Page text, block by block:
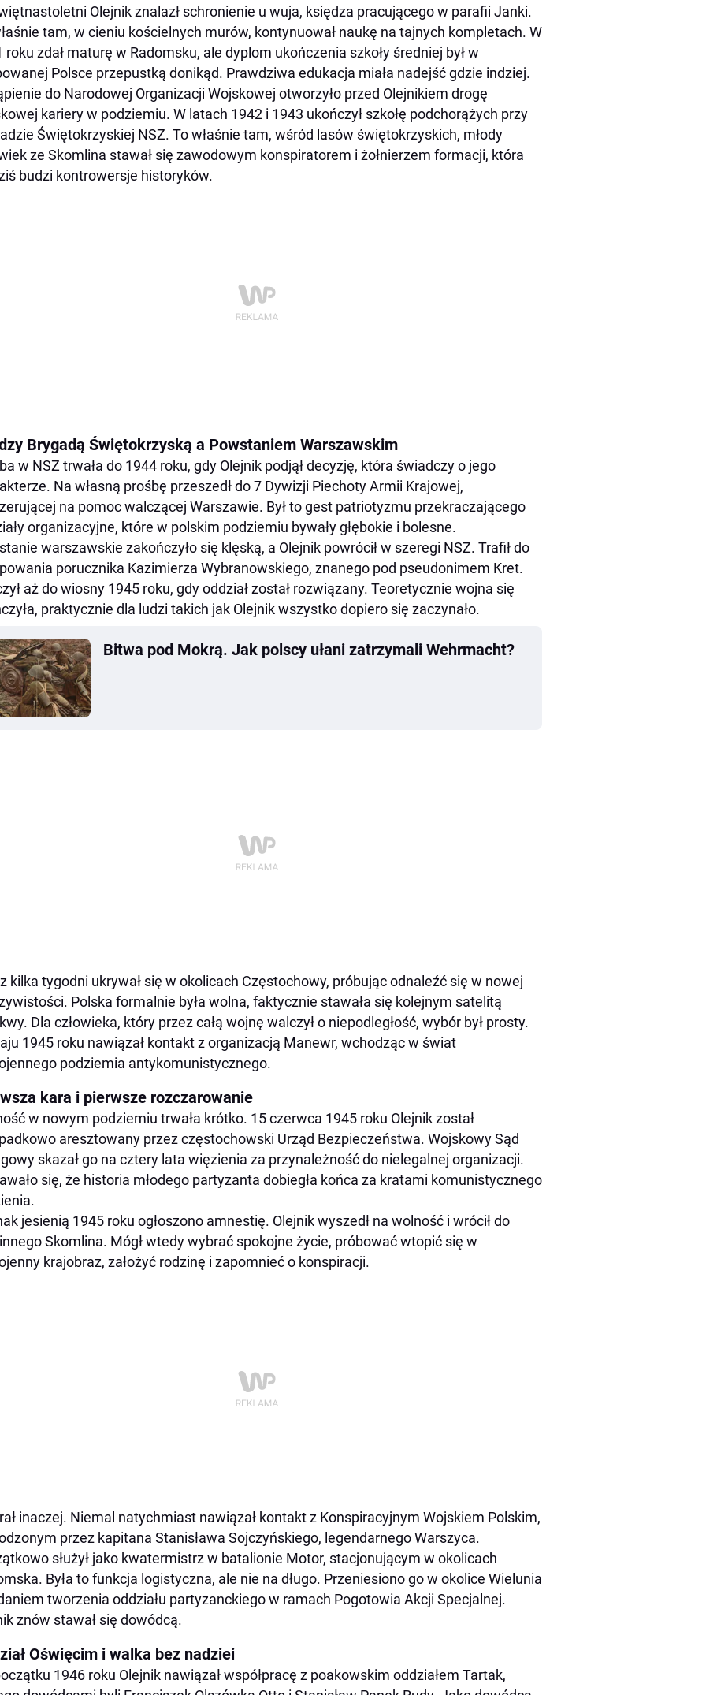
Olejnik znalazł schronienie u wuja, księdza pracującego w parafii Janki.
tam, w cieniu kościelnych murów, kontynuował naukę na tajnych kompletach. W
roku zdał maturę w Radomsku, ale dyplom ukończenia szkoły średniej był w
Polsce przepustką donikąd. Prawdziwa edukacja miała nadejść gdzie indziej.
do Narodowej Organizacji Wojskowej otworzyło przed Olejnikiem drogę
kariery w podziemiu. W latach 1942 i 1943 ukończył szkołę podchorążych przy
Świętokrzyskiej NSZ. To właśnie tam, wśród lasów świętokrzyskich, młody
ze Skomlina stawał się zawodowym konspiratorem i żołnierzem formacji, która
budzi kontrowersje historyków.
Brygadą Świętokrzyską a Powstaniem Warszawskim
w NSZ trwała do 1944 roku, gdy Olejnik podjął decyzję, która świadczy o jego
Na własną prośbę przeszedł do 7 Dywizji Piechoty Armii Krajowej,
na pomoc walczącej Warszawie. Był to gest patriotyzmu przekraczającego
organizacyjne, które w polskim podziemiu bywały głębokie i bolesne.
warszawskie zakończyło się klęską, a Olejnik powrócił w szeregi NSZ. Trafił do
porucznika Kazimierza Wybranowskiego, znanego pod pseudonimem Kret.
aż do wiosny 1945 roku, gdy oddział został rozwiązany. Teoretycznie wojna się
praktycznie dla ludzi takich jak Olejnik wszystko dopiero się zaczynało.
Bitwa pod Mokrą. Jak polscy ułani zatrzymali Wehrmacht?
kilka tygodni ukrywał się w okolicach Częstochowy, próbując odnaleźć się w nowej
Polska formalnie była wolna, faktycznie stawała się kolejnym satelitą
Dla człowieka, który przez całą wojnę walczył o niepodległość, wybór był prosty.
1945 roku nawiązał kontakt z organizacją Manewr, wchodząc w świat
podziemia antykomunistycznego.
kara i pierwsze rozczarowanie
w nowym podziemiu trwała krótko. 15 czerwca 1945 roku Olejnik został
aresztowany przez częstochowski Urząd Bezpieczeństwa. Wojskowy Sąd
skazał go na cztery lata więzienia za przynależność do nielegalnej organizacji.
się, że historia młodego partyzanta dobiegła końca za kratami komunistycznego
jesienią 1945 roku ogłoszono amnestię. Olejnik wyszedł na wolność i wrócił do
Skomlina. Mógł wtedy wybrać spokojne życie, próbować wtopić się w
krajobraz, założyć rodzinę i zapomnieć o konspiracji.
inaczej. Niemal natychmiast nawiązał kontakt z Konspiracyjnym Wojskiem Polskim,
przez kapitana Stanisława Sojczyńskiego, legendarnego Warszyca.
służył jako kwatermistrz w batalionie Motor, stacjonującym w okolicach
Była to funkcja logistyczna, ale nie na długo. Przeniesiono go w okolice Wielunia
tworzenia oddziału partyzanckiego w ramach Pogotowia Akcji Specjalnej.
znów stawał się dowódcą.
Oświęcim i walka bez nadziei
1946 roku Olejnik nawiązał współpracę z poakowskim oddziałem Tartak,